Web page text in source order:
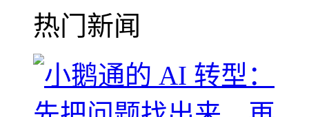
热门新闻